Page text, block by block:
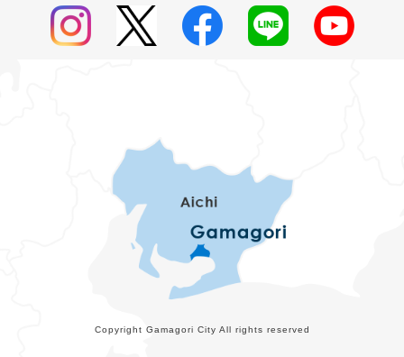
Copyright Gamagori City All rights reserved